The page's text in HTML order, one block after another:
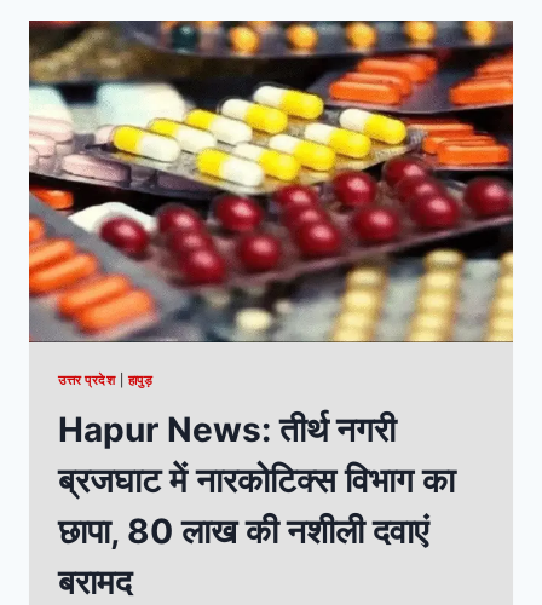
उत्तर प्रदेश|हापुड़
Hapur News: तीर्थ नगरी
ब्रजघाट में नारकोटिक्स विभाग का
छापा, 80 लाख की नशीली दवाएं
बरामद